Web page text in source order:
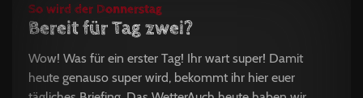
So wird der Donnerstag
Bereit für Tag zwei?
Wow! Was für ein erster Tag! Ihr wart super! Damit
heute genauso super wird, bekommt ihr hier euer